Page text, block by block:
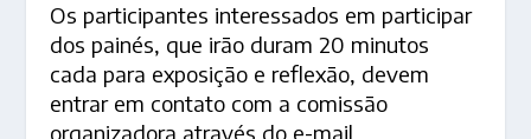
Os participantes interessados em participar
dos painés, que irão duram 20 minutos
cada para exposição e reflexão, devem
entrar em contato com a comissão
organizadora através do e-mail